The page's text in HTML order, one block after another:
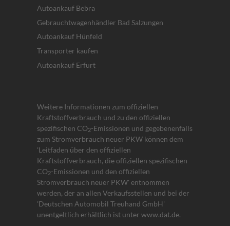
Autoankauf Bebra
Gebrauchtwagenhändler Bad Salzungen
Autoankauf Hünfeld
Transporter kaufen
Autoankauf Erfurt
Weitere Informationen zum offiziellen
Kraftstoffverbrauch und zu den offiziellen
spezifischen CO2-Emissionen und gegebenenfalls
zum Stromverbrauch neuer PKW können dem
'Leitfaden über den offiziellen
Kraftstoffverbrauch, die offiziellen spezifischen
CO2-Emissionen und den offiziellen
Stromverbrauch neuer PKW' entnommen
werden, der an allen Verkaufsstellen und bei der
'Deutschen Automobil Treuhand GmbH'
unentgeltlich erhältlich ist unter www.dat.de.